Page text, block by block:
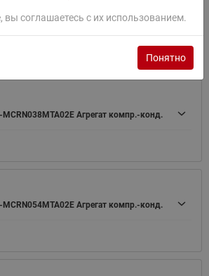
MCRN030MTA02E Агрегат компр.-конд.
MCRN038MTA02E Агрегат компр.-конд.
MCRN054MTA02E Агрегат компр.-конд.
вы соглашаетесь с их использованием.
Понятно